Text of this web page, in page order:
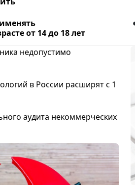
от 14 до 18 лет
недопустимо
в России расширят с 1
аудита некоммерческих